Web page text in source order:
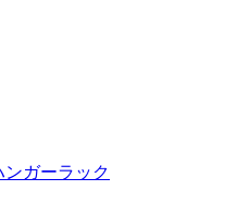
ガーラック